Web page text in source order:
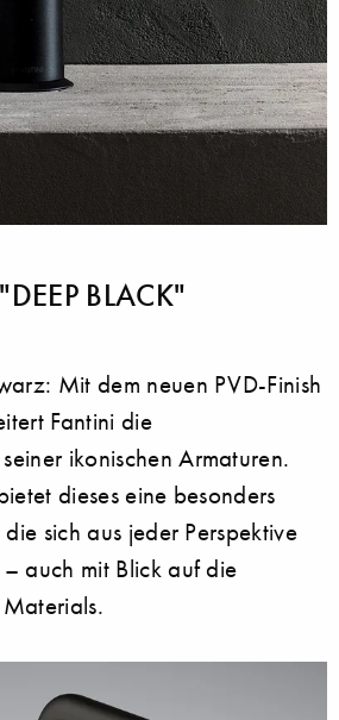
BLACK"
Mit dem neuen PVD-Finish
Fantini die
ikonischen Armaturen.
dieses eine besonders
sich aus jeder Perspektive
– auch mit Blick auf die